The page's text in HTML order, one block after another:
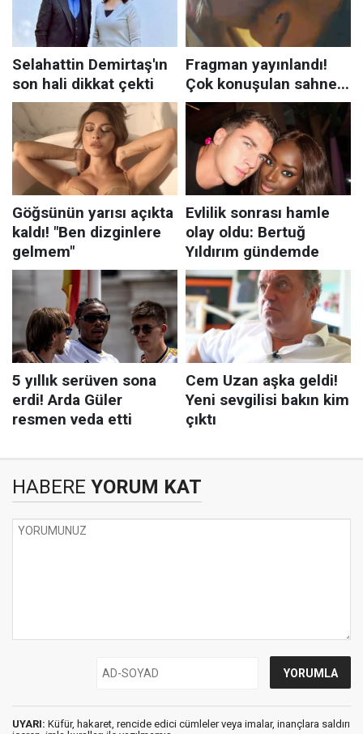
HABERE YORUM KAT
UYARI: Küfür, hakaret, rencide edici cümleler veya imalar, inançlara saldırı